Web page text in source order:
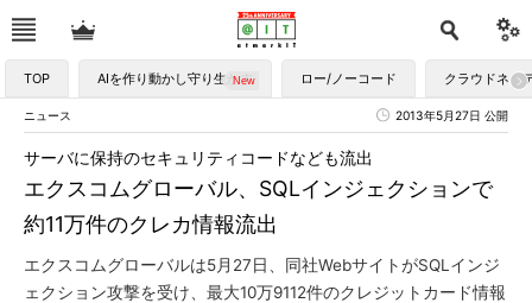
TOP AIを作り動かし守り生かす ロー/ノーコード クラウドネイ
ニュース 2013年5月27日 公開
エクスコムグローバル、SQLインジェクションで
約11万件のクレカ情報流出
サーバに保持のセキュリティコードなども流出
エクスコムグローバルは5月27日、同社WebサイトがSQLインジ
ェクション攻撃を受け、最大10万9112件のクレジットカード情報